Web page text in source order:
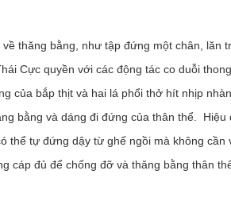
bằng, như tập đứng một chân, lăn
Cực quyền với các động tác co duỗi
của bắp thịt và hai lá phổi thở hít nhịp
bằng và dáng đi đứng của thân thể. Hiệu
thể tự đứng dậy từ ghế ngồi mà không cần
cáp đủ để chống đỡ và thăng bằng thân